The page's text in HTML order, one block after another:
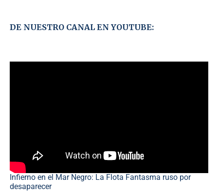
DE NUESTRO CANAL EN YOUTUBE:
Infierno en el Mar Negro: La Flota Fantasma ruso por
desaparecer